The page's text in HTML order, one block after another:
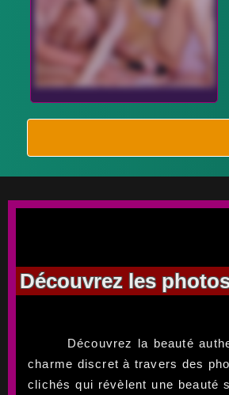
Découvrez les
Découvrez la beauté
charme discret à travers des
clichés qui révèlent une beauté